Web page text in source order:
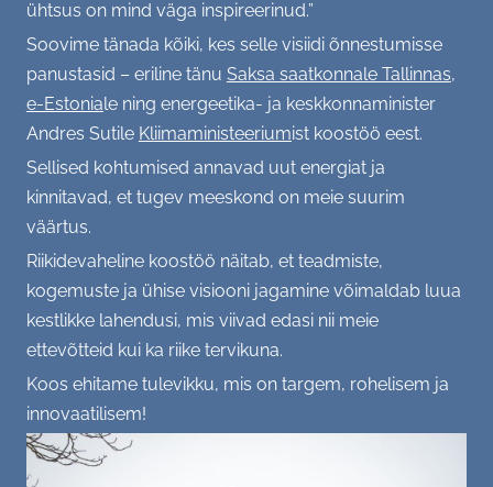
ühtsus on mind väga inspireerinud.”
Soovime tänada kõiki, kes selle visiidi õnnestumisse
panustasid – eriline tänu Saksa saatkonnale Tallinnas,
e-Estoniale ning energeetika- ja keskkonnaminister
Andres Sutile Kliimaministeeriumist koostöö eest.
Sellised kohtumised annavad uut energiat ja
kinnitavad, et tugev meeskond on meie suurim
väärtus.
Riikidevaheline koostöö näitab, et teadmiste,
kogemuste ja ühise visiooni jagamine võimaldab luua
kestlikke lahendusi, mis viivad edasi nii meie
ettevõtteid kui ka riike tervikuna.
Koos ehitame tulevikku, mis on targem, rohelisem ja
innovaatilisem!